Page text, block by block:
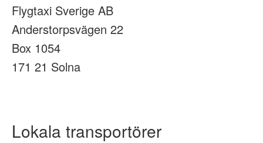
Flygtaxi Sverige AB
Anderstorpsvägen 22
Box 1054
171 21 Solna
Lokala transportörer